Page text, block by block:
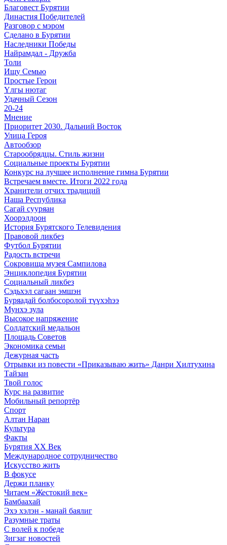
Благовест Бурятии
Династия Победителей
Разговор с мэром
Сделано в Бурятии
Наследники Победы
Найрамдал - Дружба
Толи
Ищу Cемью
Простые Герои
Үлгы нютаг
Удачный Сезон
20-24
Мнение
Приоритет 2030. Дальний Восток
Улица Героя
Автообзор
Старообрядцы. Cтиль жизни
Социальные проекты Бурятии
Конкурс на лучшее исполнение гимна Бурятии
Встречаем вместе. Итоги 2022 года
Хранители отчих традиций
Наша Республика
Сагай сууряан
Хоорэлдоон
История Бурятского Телевидения
Правовой ликбез
Футбол Бурятии
Радость встречи
Сокровища музея Сампилова
Энциклопедия Бурятии
Социальный ликбез
Сэдьхэл сагаан эмшэн
Буряадай болбосоролой түүхэhээ
Мунхэ зула
Высокое напряжение
Солдатский медальон
Площадь Советов
Экономика семьи
Дежурная часть
Отрывки из повести «Приказываю жить» Данри Хилтухина
Тайзан
Твой голос
Курс на развитие
Мобильный репортёр
Спорт
Алтан Наран
Культура
Факты
Бурятия XX Век
Международное сотрудничество
Искусство жить
В фокусе
Держи планку
Читаем «Жестокий век»
Бамбаахай
Эхэ хэлэн - манай баялиг
Разумные траты
С волей к победе
Зигзаг новостей